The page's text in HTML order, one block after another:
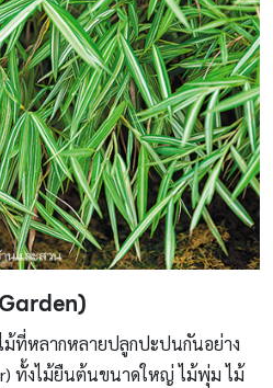
ที่หลากหลายปลูกปะปนกันอย่าง
ทั้งไม้ยืนต้นขนาดใหญ่ ไม้พุ่ม ไม้